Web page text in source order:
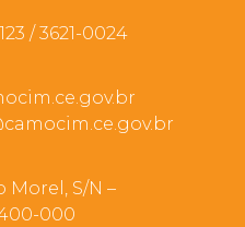
/ 3621-0024
Morel, S/N –
000